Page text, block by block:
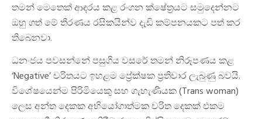
තමන් මෙතෙක් ආදරය කළ රංගන ක්ෂේත්‍රයට සමුදෙන්නට
ඔහු ගත් මේ තීරණය රසිකයින්ව දැඩි කම්පනයකට පත් කර
තිබෙනවා.
ධනංජය පවසන්නේ පසුගිය වසරේ තමන් නිරූපණය කළ
‘Negative’ චරිතයට ඉහළම ප්‍රේක්ෂක ප්‍රතිචාර ලැබුණු බවයි.
විශේෂයෙන්ම පිරිමියෙකු සහ ගැහැණියක (Trans woman)
ලෙස අන්ත දෙකක අභියෝගාත්මක චරිත දෙකක් එකම